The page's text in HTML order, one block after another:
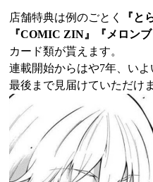
店舗特典は例のごとく
『と
『COMIC ZIN』『メロン
カード類が貰えます。
連載開始からはや7年、い
最後まで見届けていただけ